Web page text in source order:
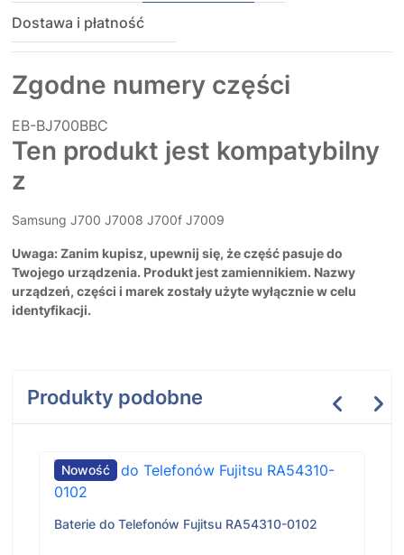
Dostawa i płatność
Zgodne numery części
EB-BJ700BBC
Ten produkt jest kompatybilny
z
Samsung J700 J7008 J700f J7009
Uwaga: Zanim kupisz, upewnij się, że część pasuje do
Twojego urządzenia. Produkt jest zamiennikiem. Nazwy
urządzeń, części i marek zostały użyte wyłącznie w celu
identyfikacji.
Produkty podobne
Nowość
Baterie do Telefonów Fujitsu RA54310-0102